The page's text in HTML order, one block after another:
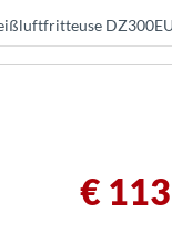
DZ300EU
€